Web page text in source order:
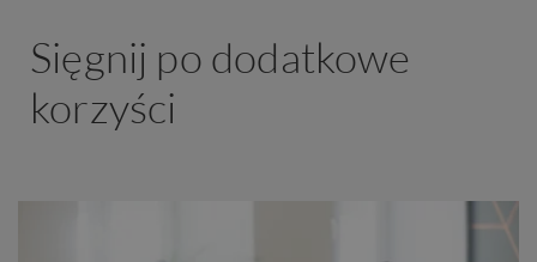
Sięgnij po dodatkowe
korzyści